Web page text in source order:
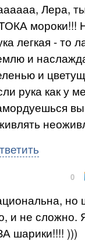
Лера,
мороки!!!
легкая - то
и
и
рука как у
0
но
и не сложно.
шарики!!!! )))